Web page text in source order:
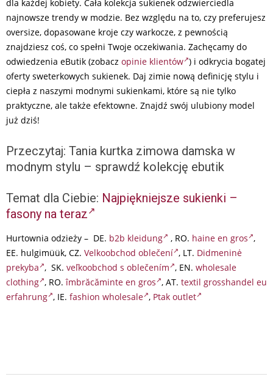
dla każdej kobiety. Cała kolekcja sukienek odzwierciedla
najnowsze trendy w modzie. Bez względu na to, czy preferujesz
oversize, dopasowane kroje czy warkocze, z pewnością
znajdziesz coś, co spełni Twoje oczekiwania. Zachęcamy do
odwiedzenia eButik (zobacz opinie klientów ) i odkrycia bogatej
oferty sweterkowych sukienek. Daj zimie nową definicję stylu i
ciepła z naszymi modnymi sukienkami, które są nie tylko
praktyczne, ale także efektowne. Znajdź swój ulubiony model
już dziś!
Przeczytaj: Tania kurtka zimowa damska w
modnym stylu – sprawdź kolekcję ebutik
Temat dla Ciebie: Najpiękniejsze sukienki –
fasony na teraz
Hurtownia odzieży – DE. b2b kleidung , RO. haine en gros ,
EE. hulgimüük, CZ. Velkoobchod oblečení , LT. Didmeninė
prekyba , SK. veľkoobchod s oblečením , EN. wholesale
clothing , RO.îmbrăcăminte en gros , AT. textil grosshandel eu
erfahrung , IE. fashion wholesale , Ptak outlet